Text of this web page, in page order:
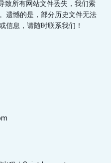
致所有网站文件丢失，我们索
遗憾的是，部分历史文件无法
信息，请随时联系我们！